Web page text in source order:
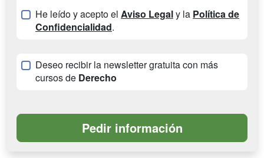
He leído y acepto el Aviso Legaly la Política de
Confidencialidad.
Deseo recibir la newsletter gratuita con más
cursos de Derecho